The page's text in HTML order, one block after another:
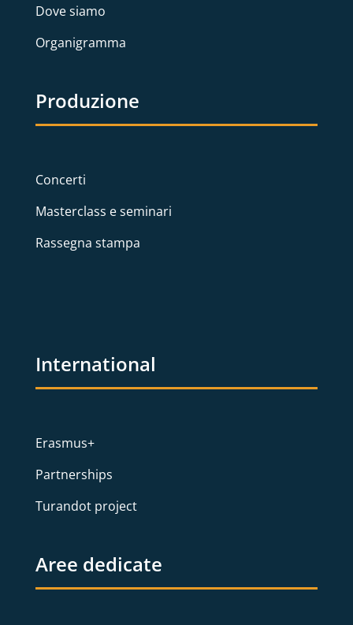
Dove siamo
Organigramma
Produzione
Concerti
Masterclass e seminari
Rassegna stampa
International
Erasmus+
Partnerships
Turandot project
Aree dedicate